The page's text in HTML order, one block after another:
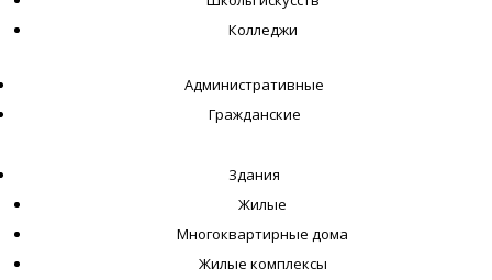
Колледжи
Административные
Гражданские
Здания
Жилые
Многоквартирные дома
Жилые комплексы